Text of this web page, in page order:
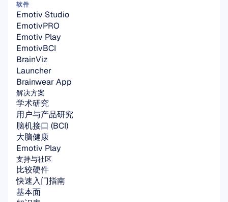
解决方案
学术研究
用户与产品研究
脑机接口 (BCI)
大脑健康
Emotiv Play
软件
Emotiv Studio
EmotivPRO
Emotiv Play
EmotivBCI
BrainViz
Launcher
Brainwear App
支持与社区
比较硬件
快速入门指南
基本面